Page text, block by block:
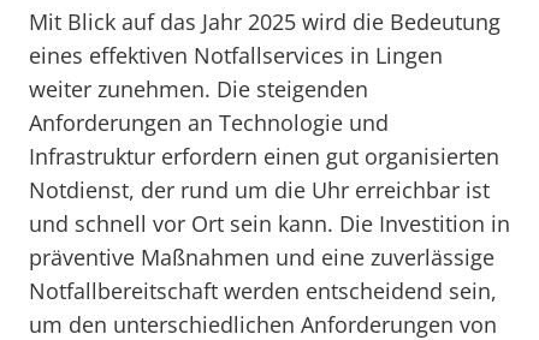
Mit Blick auf das Jahr 2025 wird die Bedeutung
eines effektiven Notfallservices in Lingen
weiter zunehmen. Die steigenden
Anforderungen an Technologie und
Infrastruktur erfordern einen gut organisierten
Notdienst, der rund um die Uhr erreichbar ist
und schnell vor Ort sein kann. Die Investition in
präventive Maßnahmen und eine zuverlässige
Notfallbereitschaft werden entscheidend sein,
um den unterschiedlichen Anforderungen von